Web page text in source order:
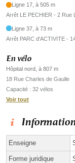
Ligne 17, à 505 m
Arrêt LE PECHIER - 2 Rue
Ligne 37, à 73 m
Arrêt PARC d'ACTIVITE -
En vélo
Hôpital nord, à 807 m
18 Rue Charles de Gaulle
Capacité : 32 vélos
Voir tout
Enseigne
Forme juridique